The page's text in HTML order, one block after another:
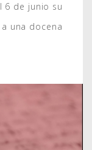
6 de junio su
una docena